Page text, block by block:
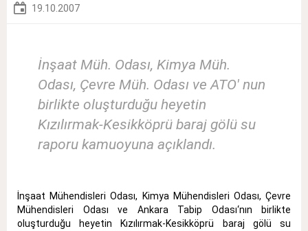
19.10.2007
İnşaat Müh. Odası, Kimya Müh.
Odası, Çevre Müh. Odası ve ATO' nun
birlikte oluşturduğu heyetin
Kızılırmak-Kesikköprü baraj gölü su
raporu kamuoyuna açıklandı.
İnşaat Mühendisleri Odası, Kimya Mühendisleri Odası, Çevre
Mühendisleri Odası ve Ankara Tabip Odası‘nın birlikte
oluşturduğu heyetin Kızılırmak-Kesikköprü baraj gölü su